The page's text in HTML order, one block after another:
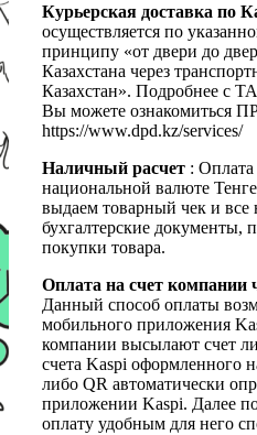
Курьерская доставка по
осуществляется по
принципу «от двери до
Казахстана через
Казахстан». Подробнее с
Вы можете
https://www.dpd.kz/services/
Наличный расчет : Оплата
национальной валюте
выдаем товарный чек и все
бухгалтерские документы,
покупки товара.
Оплата на счет компании
Данный способ оплаты
мобильного приложения
компании высылают счет
счета Kaspi оформленного
либо QR автоматически
приложении Kaspi. Далее
оплату удобным для него